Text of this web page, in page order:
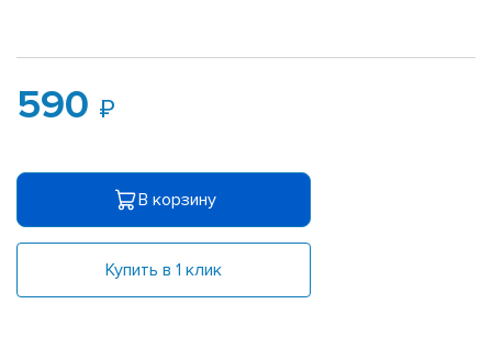
590
В корзину
Купить в 1 клик